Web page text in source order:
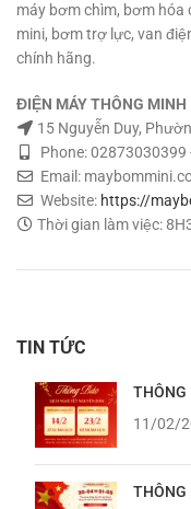
máy bơm chìm, bơm
mini, bơm trợ lực, van
chính hãng.
ĐIỆN MÁY THÔNG MINH
15 Nguyễn Duy,
Phone:
Email:
Website: https://
Thời gian làm việc:
TIN TỨC
THÔNG
11/02/
THÔNG